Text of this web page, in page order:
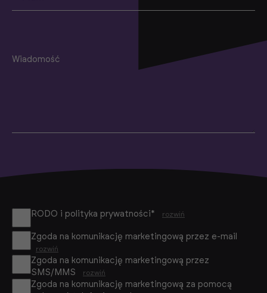
RODO i polityka prywatności* rozwiń
Zgoda na komunikację marketingową przez e-mail
rozwiń
Zgoda na komunikację marketingową przez
SMS/MMS
rozwiń
Zgoda na komunikację marketingową za pomocą
Wiadomość